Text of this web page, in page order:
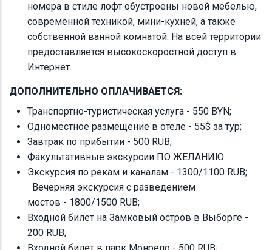
номера в стиле лофт обустроены новой мебелью,
современной техникой, мини-кухней, а также
собственной ванной комнатой. На всей территории
предоставляется высокоскоростной доступ в
Интернет.
ДОПОЛНИТЕЛЬНО ОПЛАЧИВАЕТСЯ:
Транспортно-туристическая услуга - 550 BYN;
Одноместное размещение в отеле - 55$ за тур;
Завтрак по прибытии - 500 RUB;
Факультативные экскурсии ПО ЖЕЛАНИЮ:
Экскурсия по рекам и каналам - 1300/1100 RUB;
Вечерняя экскурсия с разведением
мостов - 1800/1500 RUB;
Входной билет на Замковый остров в Выборге -
200 RUB;